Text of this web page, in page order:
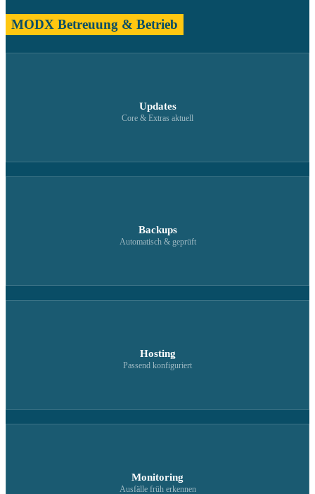
MODX Betreuung & Betrieb
Updates
Core & Extras aktuell
Backups
Automatisch & geprüft
Hosting
Passend konfiguriert
Monitoring
Ausfälle früh erkennen